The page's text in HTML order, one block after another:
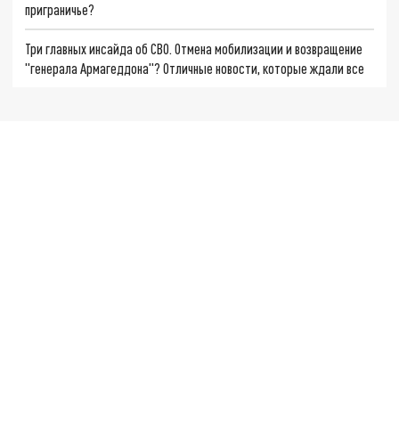
приграничье?
Три главных инсайда об СВО. Отмена мобилизации и возвращение
"генерала Армагеддона"? Отличные новости, которые ждали все